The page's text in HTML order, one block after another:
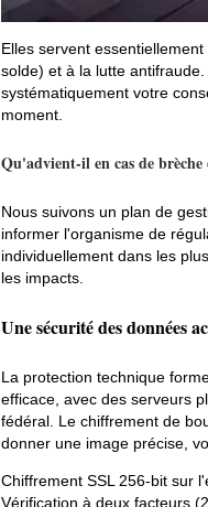
Elles servent
solde) et à la lutte
systématiquement votre
moment.
Qu'advient-il en cas de brèche
Nous suivons un plan de
informer l'organisme de
individuellement dans les
les impacts.
Une sécurité des données
La protection technique
efficace, avec des serveurs
fédéral. Le chiffrement de
donner une image précise,
Chiffrement SSL 256-bit sur
Vérification à deux facteurs